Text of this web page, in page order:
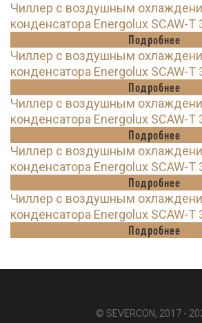
Чиллер с воздушным
конденсатора Energolux SCAW-T
Подробнее
Чиллер с воздушным
конденсатора Energolux SCAW-T
Подробнее
Чиллер с воздушным
конденсатора Energolux SCAW-T
Подробнее
Чиллер с воздушным
конденсатора Energolux SCAW-T
Подробнее
Чиллер с воздушным
конденсатора Energolux SCAW-T
Подробнее
© SEVERCON, 2017 -